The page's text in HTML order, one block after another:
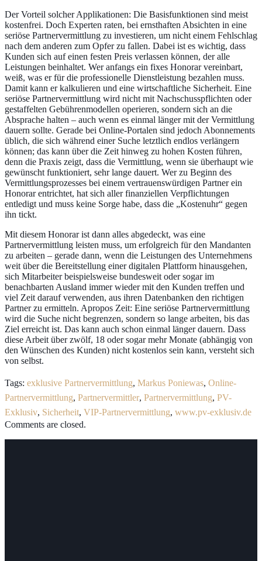
Der Vorteil solcher Applikationen: Die Basisfunktionen sind meist
kostenfrei. Doch Experten raten, bei ernsthaften Absichten in eine
seriöse Partnervermittlung zu investieren, um nicht einem Fehlschlag
nach dem anderen zum Opfer zu fallen. Dabei ist es wichtig, dass
Kunden sich auf einen festen Preis verlassen können, der alle
Leistungen beinhaltet. Wer anfangs ein fixes Honorar vereinbart,
weiß, was er für die professionelle Dienstleistung bezahlen muss.
Damit kann er kalkulieren und eine wirtschaftliche Sicherheit. Eine
seriöse Partnervermittlung wird nicht mit Nachschusspflichten oder
gestaffelten Gebührenmodellen operieren, sondern sich an die
Absprache halten – auch wenn es einmal länger mit der Vermittlung
dauern sollte. Gerade bei Online-Portalen sind jedoch Abonnements
üblich, die sich während einer Suche letztlich endlos verlängern
können; das kann über die Zeit hinweg zu hohen Kosten führen,
denn die Praxis zeigt, dass die Vermittlung, wenn sie überhaupt wie
gewünscht funktioniert, sehr lange dauert. Wer zu Beginn des
Vermittlungsprozesses bei einem vertrauenswürdigen Partner ein
Honorar entrichtet, hat sich aller finanziellen Verpflichtungen
entledigt und muss keine Sorge habe, dass die „Kostenuhr“ gegen
ihn tickt.
Mit diesem Honorar ist dann alles abgedeckt, was eine
Partnervermittlung leisten muss, um erfolgreich für den Mandanten
zu arbeiten – gerade dann, wenn die Leistungen des Unternehmens
weit über die Bereitstellung einer digitalen Plattform hinausgehen,
sich Mitarbeiter beispielsweise bundesweit oder sogar im
benachbarten Ausland immer wieder mit den Kunden treffen und
viel Zeit darauf verwenden, aus ihren Datenbanken den richtigen
Partner zu ermitteln. Apropos Zeit: Eine seriöse Partnervermittlung
wird die Suche nicht begrenzen, sondern so lange arbeiten, bis das
Ziel erreicht ist. Das kann auch schon einmal länger dauern. Dass
diese Arbeit über zwölf, 18 oder sogar mehr Monate (abhängig von
den Wünschen des Kunden) nicht kostenlos sein kann, versteht sich
von selbst.
Tags: exklusive Partnervermittlung, Markus Poniewas, Online-
Partnervermittlung, Partnervermittler, Partnervermittlung, PV-
Exklusiv, Sicherheit, VIP-Partnervermittlung, www.pv-exklusiv.de
Comments are closed.